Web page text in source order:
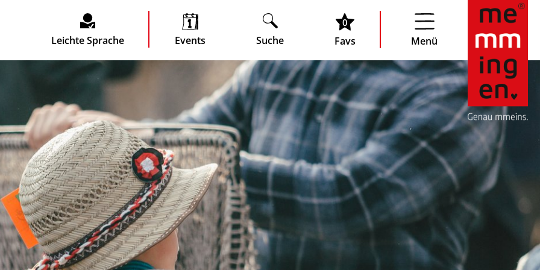
Menü
Leichte Sprache Events Suche
0
Favs